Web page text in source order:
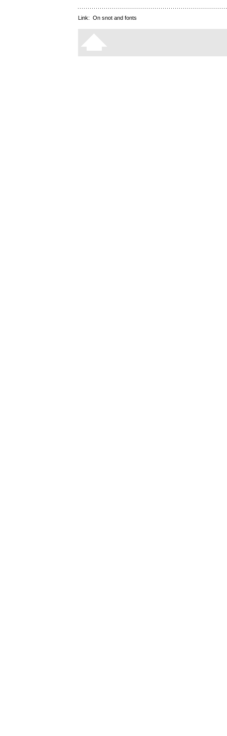
Link: On snot and fonts